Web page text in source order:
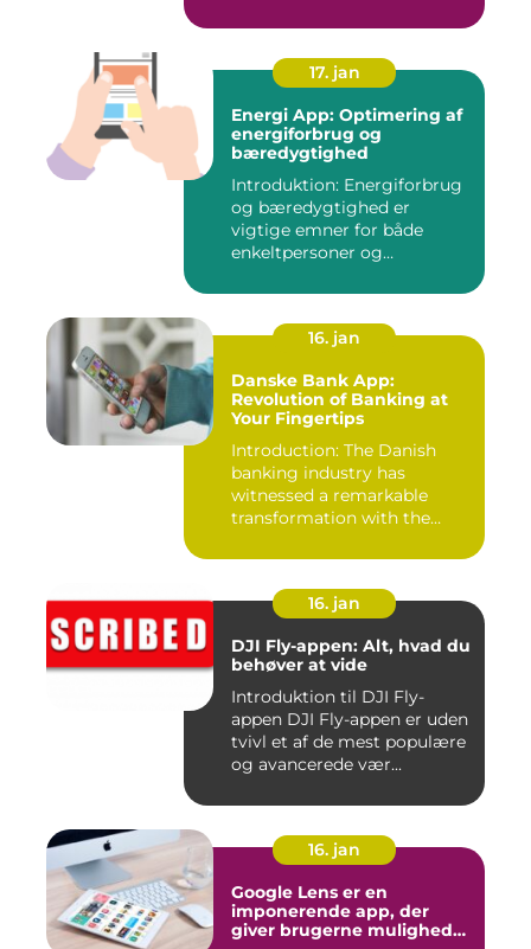
17. jan
Energi App: Optimering af
energiforbrug og
bæredygtighed
Introduktion: Energiforbrug
og bæredygtighed er
vigtige emner for både
enkeltpersoner og
16. jan
Danske Bank App:
Revolution of Banking at
Your Fingertips
Introduction: The Danish
banking industry has
witnessed a remarkable
transformation with the
16. jan
DJI Fly-appen: Alt, hvad du
behøver at vide
Introduktion til DJI Fly-
appen DJI Fly-appen er uden
tvivl et af de mest populære
og avancerede vær...
16. jan
Google Lens er en
imponerende app, der
giver brugerne mulighed